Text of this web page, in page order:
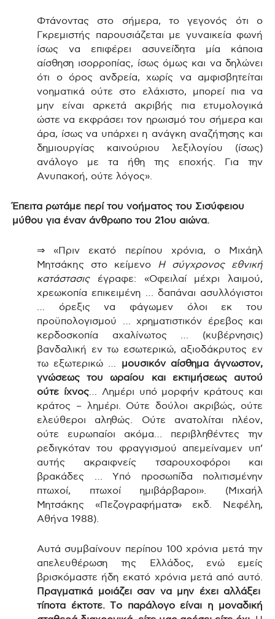
Φτάνοντας στο σήμερα, το γεγονός ότι ο
Γκρεμιστής παρουσιάζεται με γυναικεία φωνή
ίσως να επιφέρει ασυνείδητα μία κάποια
αίσθηση ισορροπίας, ίσως όμως και να δηλώνει
ότι ο όρος ανδρεία, χωρίς να αμφισβητείται
νοηματικά ούτε στο ελάχιστο, μπορεί πια να
μην είναι αρκετά ακριβής πια ετυμολογικά
ώστε να εκφράσει τον ηρωισμό του σήμερα και
άρα, ίσως να υπάρχει η ανάγκη αναζήτησης και
δημιουργίας καινούριου λεξιλογίου (ίσως)
ανάλογο με τα ήθη της εποχής. Για την
Ανυπακοή, ούτε λόγος».
Έπειτα ρωτάμε περί του νοήματος του Σισύφειου
μύθου για έναν άνθρωπο του 21ου αιώνα.
⇒ «Πριν εκατό περίπου χρόνια, ο Μιχάηλ
Μητσάκης στο κείμενο Η σύγχρονος εθνική
κατάστασιςέγραφε: «Οφειλαί μέχρι λαιμού,
χρεωκοπία επικειμένη … δαπάναι ασυλλόγιστοι
… όρεξις να φάγωμεν όλοι εκ του
προϋπολογισμού … χρηματιστικόν έρεβος και
κερδοσκοπία αχαλίνωτος … (κυβέρνησις)
βανδαλική εν τω εσωτερικώ, αξιοδάκρυτος εν
τω εξωτερικώ … μουσικόν αίσθημα άγνωστον,
γνώσεως του ωραίου και εκτιμήσεως αυτού
ούτε ίχνος… Λημέρι υπό μορφήν κράτους και
κράτος – λημέρι. Ούτε δούλοι ακριβώς, ούτε
ελεύθεροι αληθώς. Ούτε ανατολίται πλέον,
ούτε ευρωπαίοι ακόμα… περιβληθέντες την
ρεδιγκόταν του φραγγισμού απεμείναμεν υπ’
αυτής ακραιφνείς τσαρουχοφόροι και
βρακάδες … Υπό προσωπίδα πολιτισμένην
πτωχοί, πτωχοί ημιβάρβαροι». (Μιχαήλ
Μητσάκης «Πεζογραφήματα» εκδ. Νεφέλη,
Αθήνα 1988).
Αυτά συμβαίνουν περίπου 100 χρόνια μετά την
απελευθέρωση της Ελλάδος, ενώ εμείς
βρισκόμαστε ήδη εκατό χρόνια μετά από αυτό.
Πραγματικά μοιάζει σαν να μην έχει αλλάξει
τίποτα έκτοτε. Το παράλογο είναι η μοναδική